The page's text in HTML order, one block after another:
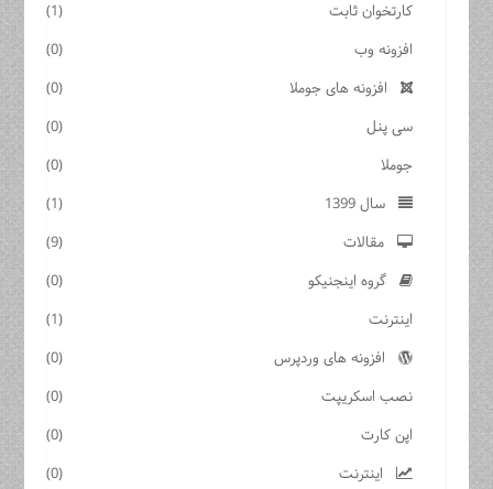
کارتخوان ثابت
(1)
افزونه وب
(0)
افزونه های جوملا
(0)
سی پنل
(0)
جوملا
(0)
سال 1399
(1)
مقالات
(9)
گروه اینجنیکو
(0)
اینترنت
(1)
افزونه های وردپرس
(0)
نصب اسکریپت
(0)
اپن کارت
(0)
اینترنت
(0)